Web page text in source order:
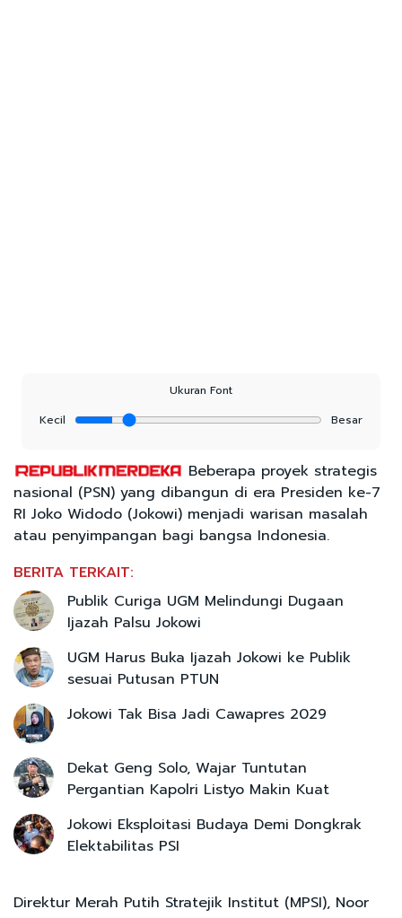
Ukuran Font
Kecil
Besar
Beberapa proyek strategis
nasional (PSN) yang dibangun di era Presiden ke-7
RI Joko Widodo (Jokowi) menjadi warisan masalah
atau penyimpangan bagi bangsa Indonesia.
BERITA TERKAIT:
Publik Curiga UGM Melindungi Dugaan
Ijazah Palsu Jokowi
UGM Harus Buka Ijazah Jokowi ke Publik
sesuai Putusan PTUN
Jokowi Tak Bisa Jadi Cawapres 2029
Dekat Geng Solo, Wajar Tuntutan
Pergantian Kapolri Listyo Makin Kuat
Jokowi Eksploitasi Budaya Demi Dongkrak
Elektabilitas PSI
Direktur Merah Putih Stratejik Institut (MPSI), Noor